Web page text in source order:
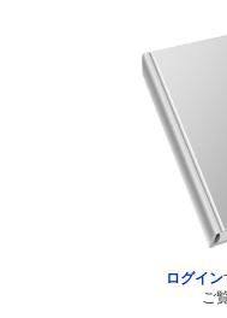
ログイン
ご